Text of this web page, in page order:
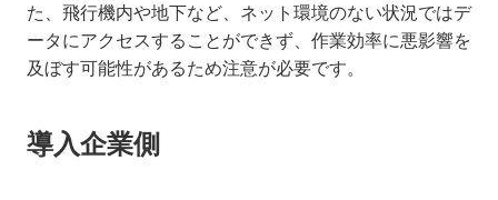
た、飛行機内や地下など、ネット環境のない状況ではデ
ータにアクセスすることができず、作業効率に悪影響を
及ぼす可能性があるため注意が必要です。
導入企業側